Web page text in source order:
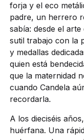
forja y el eco
padre, un herrero
sabía: desde el
sutil trabajo con la
y medallas
quien está
que la maternidad
cuando Candela
recordarla.
A los dieciséis
huérfana. Una